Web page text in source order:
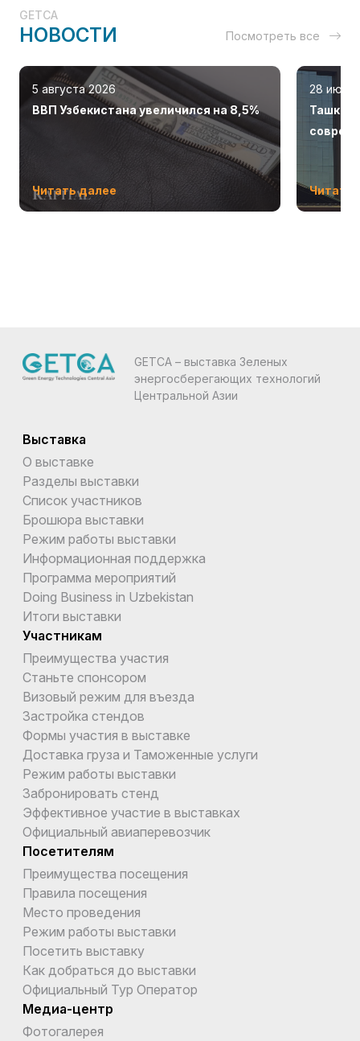
GETCA
НОВОСТИ Посмотреть все
5 августа 2026
ВВП Узбекистана увеличился на 8,5%
Читать далее
28 июля
Читать
GETCA – выставка Зеленых
энергосберегающих технологий
Центральной Азии
Выставка
О выставке
Разделы выставки
Список участников
Брошюра выставки
Режим работы выставки
Информационная поддержка
Программа мероприятий
Doing Business in Uzbekistan
Итоги выставки
Участникам
Преимущества участия
Станьте спонсором
Визовый режим для въезда
Застройка стендов
Формы участия в выставке
Доставка груза и Таможенные услуги
Режим работы выставки
Забронировать стенд
Эффективное участие в выставках
Официальный авиаперевозчик
Посетителям
Преимущества посещения
Правила посещения
Место проведения
Режим работы выставки
Посетить выставку
Как добраться до выставки
Официальный Тур Оператор
Медиа-центр
Фотогалерея